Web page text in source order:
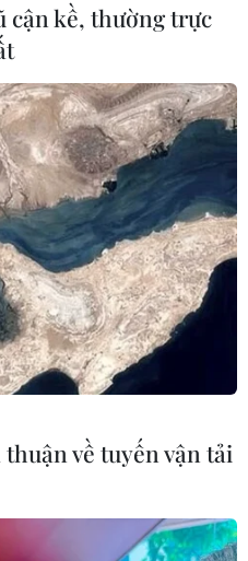
nắng nóng cao nhất
mưa lớn và dông
cận kề, thường trực
về tuyến vận tải